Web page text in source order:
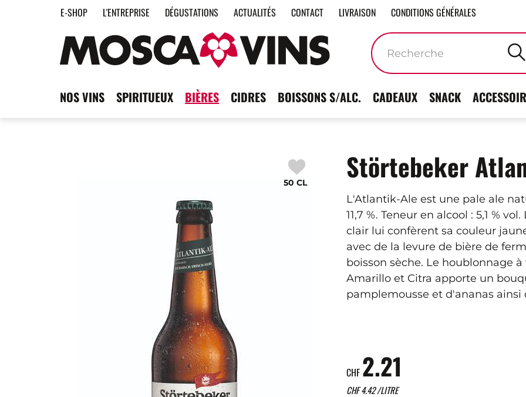
E-SHOP L'ENTREPRISE DÉGUSTATIONS ACTUALITÉS CONTACT LIVRAISON CONDITIONS GÉNÉRALES
NOS VINS SPIRITUEUX BIÈRES CIDRES BOISSONS S/ALC. CADEAUX SNACK
Mots
clés
50 CL Störtebeker
L'Atlantik-Ale est une pale ale
11,7 %. Teneur en alcool : 5,1 %
clair lui confèrent sa couleur
avec de la levure de bière de
boisson sèche. Le houblonnage
Amarillo et Citra apporte un
pamplemousse et d'ananas
CHF 2.21
CHF4.42/LITRE